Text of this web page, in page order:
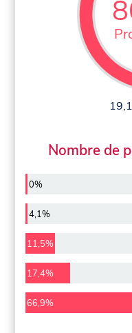
Nombre de
0%
4,1%
11,5%
17,4%
66,9%